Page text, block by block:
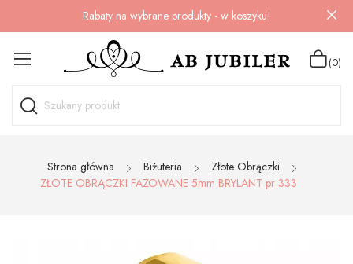
Rabaty na wybrane produkty - w koszyku!
(0)
Strona główna Biżuteria
Złote Obrączki
ZŁOTE OBRĄCZKI FAZOWANE 5mm BRYLANT pr 333